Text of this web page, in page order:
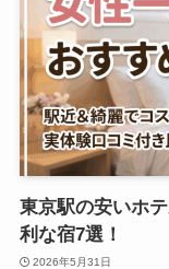
東京駅の安いホ
利な宿7選！
2026年5月31日